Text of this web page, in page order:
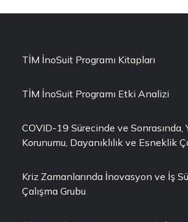
TİM İnoSuit Programı Kitapları
TİM İnoSuit Programı Etki Analizi
COVID-19 Sürecinde ve Sonrasında,
Korunumu, Dayanıklılık ve Esneklik
Kriz Zamanlarında İnovasyon ve İş
Çalışma Grubu